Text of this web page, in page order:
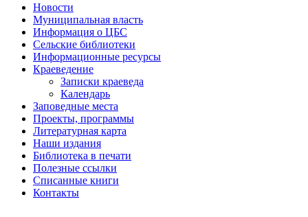
Новости
Муниципальная власть
Информация о ЦБС
Сельские библиотеки
Информационные ресурсы
Краеведение
Записки краеведа
Календарь
Заповедные места
Проекты, программы
Литературная карта
Наши издания
Библиотека в печати
Полезные ссылки
Списанные книги
Контакты